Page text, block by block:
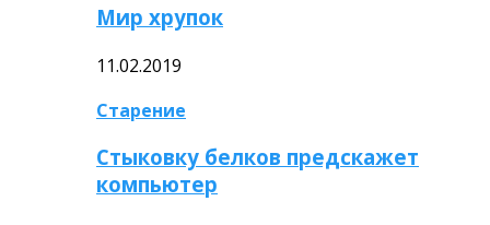
Мир хрупок
11.02.2019
Старение
Стыковку белков предскажет
компьютер